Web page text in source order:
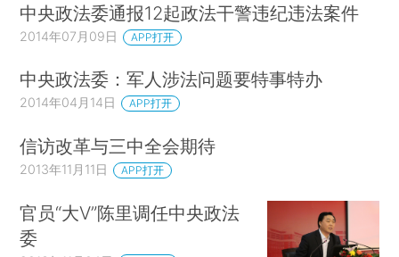
中央政法委通报12起政法干警违纪违法案件
2014年07月09日 APP打开
中央政法委：军人涉法问题要特事特办
2014年04月14日 APP打开
信访改革与三中全会期待
2013年11月11日 APP打开
官员“大V”陈里调任中央政法
委